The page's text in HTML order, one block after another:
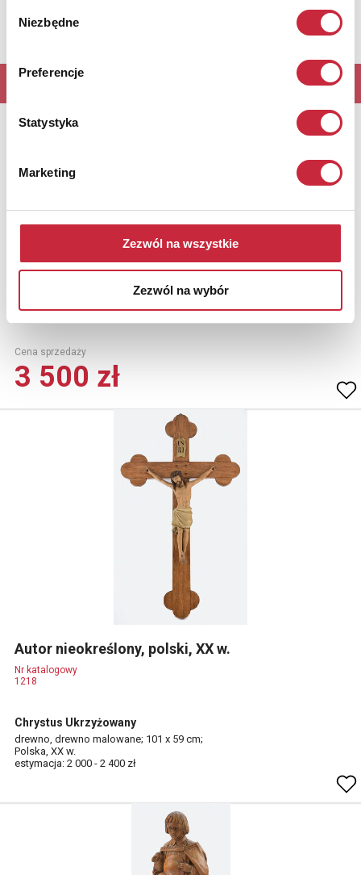
zgody
Niezbędne
Preferencje
Statystyka
Marketing
Zezwól na wszystkie
Zezwól na wybór
Europa Zachodnia, Francja?; XIX/XX w.
Cena sprzedaży
3 500 zł
Autor nieokreślony, polski, XX w.
Nr katalogowy
1218
Chrystus Ukrzyżowany
drewno, drewno malowane; 101 x 59 cm;
Polska, XX w.
estymacja: 2 000 - 2 400 zł